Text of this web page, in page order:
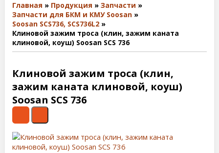
Главная Продукция
Запчасти
Запчасти для БКМ и КМУ Soosan
Soosan SCS736, SCS736L2
Клиновой зажим троса (клин, зажим каната
клиновой, коуш) Soosan SCS 736
Клиновой зажим троса (клин,
зажим каната клиновой, коуш)
Soosan SCS 736